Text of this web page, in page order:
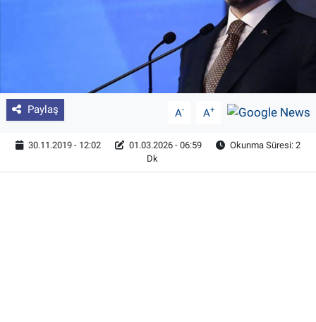
Paylaş A- A+
30.11.2019 - 12:02 01.03.2026 - 06:59
Okunma Süresi: 2
Dk
Üretici Birlikleri
Şeker ve Şekerli Mamüller
Tahıllar ve Baklagiller